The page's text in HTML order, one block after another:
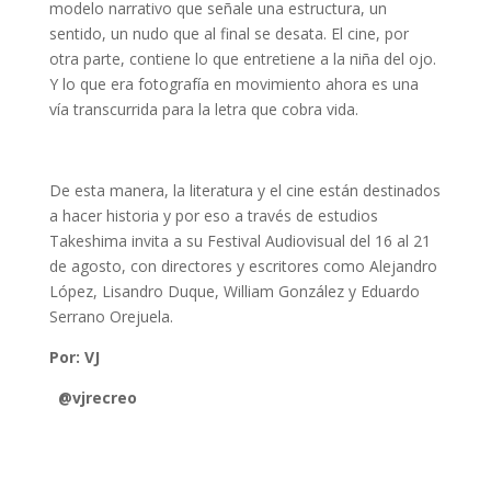
modelo narrativo que señale una estructura, un
sentido, un nudo que al final se desata. El cine, por
otra parte, contiene lo que entretiene a la niña del ojo.
Y lo que era fotografía en movimiento ahora es una
vía transcurrida para la letra que cobra vida.
De esta manera, la literatura y el cine están destinados
a hacer historia y por eso a través de estudios
Takeshima invita a su Festival Audiovisual del 16 al 21
de agosto, con directores y escritores como Alejandro
López, Lisandro Duque, William González y Eduardo
Serrano Orejuela.
Por: VJ
@vjrecreo